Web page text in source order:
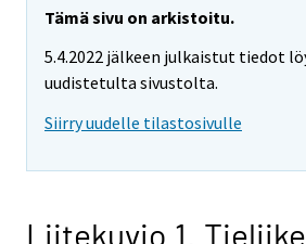
Tämä sivu on arkistoitu.
5.4.2022 jälkeen julkaistut tiedot
uudistetulta sivustolta.
Siirry uudelle tilastosivulle
Liitekuvio 1.